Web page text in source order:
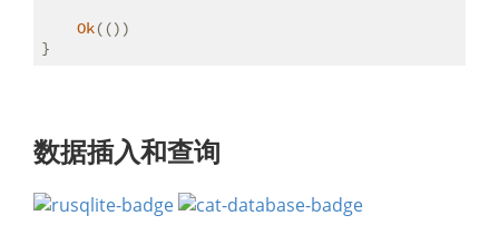
Ok(())
}
数据插入和查询